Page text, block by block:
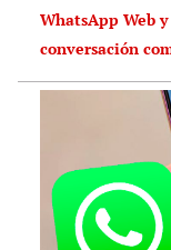
WhatsApp Web
conversación